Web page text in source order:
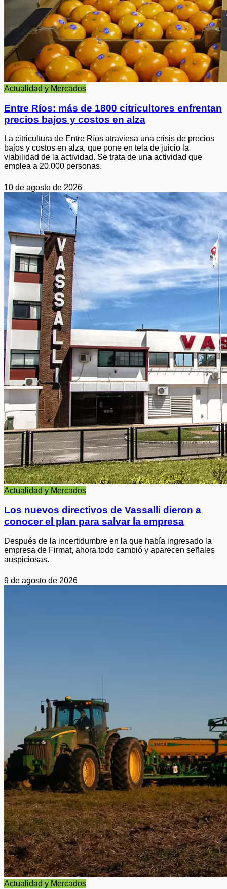
Actualidad y Mercados
Entre Ríos: más de 1800 citricultores enfrentan
precios bajos y costos en alza
La citricultura de Entre Ríos atraviesa una crisis de precios
bajos y costos en alza, que pone en tela de juicio la
viabilidad de la actividad. Se trata de una actividad que
emplea a 20.000 personas.
10 de agosto de 2026
Actualidad y Mercados
Los nuevos directivos de Vassalli dieron a
conocer el plan para salvar la empresa
Después de la incertidumbre en la que había ingresado la
empresa de Firmat, ahora todo cambió y aparecen señales
auspiciosas.
9 de agosto de 2026
Actualidad y Mercados